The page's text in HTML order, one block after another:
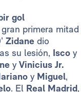
gol
primera mitad
Zidane dio
su lesión, Isco y
yVinicius Jr.
y Miguel,
. El Real Madrid,